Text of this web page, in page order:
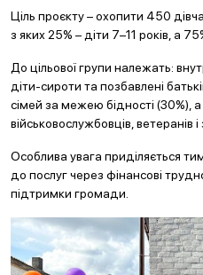
Ціль проєкту – охопити 450
з яких 25% – діти 7–11 років, а
До цільової групи належать:
діти-сироти та позбавлені
сімей за межею бідності (30%),
військовослужбовців, ветеранів
Особлива увага приділяється
до послуг через фінансові
підтримки громади.